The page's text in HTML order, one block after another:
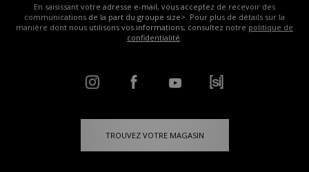
En saisissant votre adresse e-mail, vous acceptez de recevoir des
communications de la part du groupe size>. Pour plus de détails sur la
manière dont nous utilisons vos informations, consultez notre politique de
confidentialité
TROUVEZ VOTRE MAGASIN